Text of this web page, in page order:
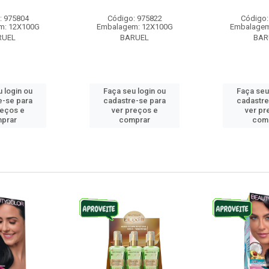
975804
12X100G
login ou
se para
e
Código: 975822
Embalagem: 12X100G
BARUEL
Faça seu login ou
cadastre-se para
ver preços e
comprar
Faça
ver